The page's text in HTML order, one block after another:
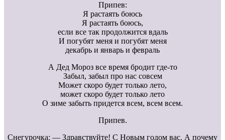
Припев:
Я растаять боюсь
Я растаять боюсь,
если все так продолжится вдаль
И погубят меня и погубят меня
декабрь и январь и февраль
А Дед Мороз все время бродит где-то
Забыл, забыл про нас совсем
Может скоро будет только лето,
может скоро будет только лето
О зиме забыть придется всем, всем всем.
Припев.
Снегурочка: — Здравствуйте! С Новым годом вас. А почему